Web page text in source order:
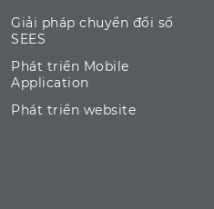
Giải pháp chuyển đổi số
SEES
Phát triển Mobile
Application
Phát triển website